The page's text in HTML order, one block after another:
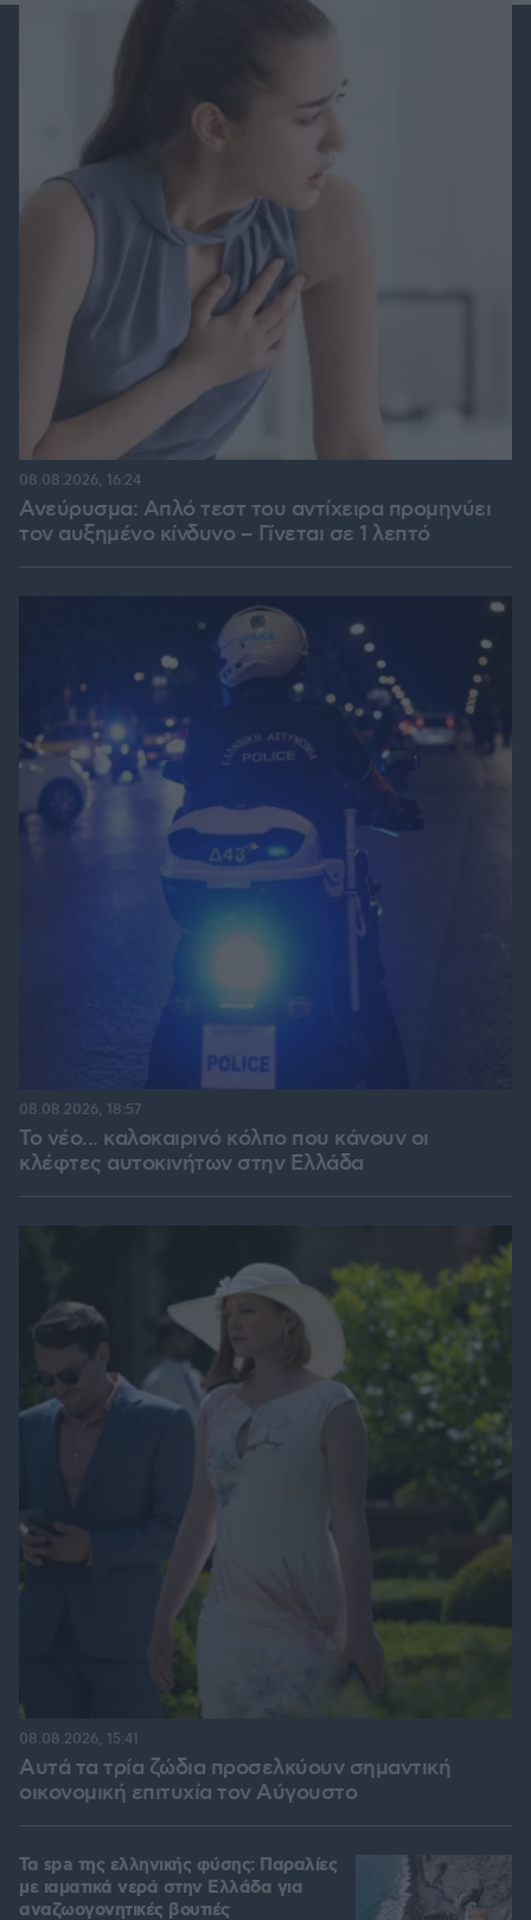
Ανεύρυσμα: Απλό τεστ του αντίχειρα προμηνύει
τον αυξημένο κίνδυνο – Γίνεται σε 1 λεπτό
08.08.2026, 16:24
Το νέο... καλοκαιρινό κόλπο που κάνουν οι
κλέφτες αυτοκινήτων στην Ελλάδα
08.08.2026, 18:57
Αυτά τα τρία ζώδια προσελκύουν σημαντική
οικονομική επιτυχία τον Αύγουστο
08.08.2026, 15:41
Τα spa της ελληνικής φύσης: Παραλίες
με ιαματικά νερά στην Ελλάδα για
αναζωογονητικές βουτιές